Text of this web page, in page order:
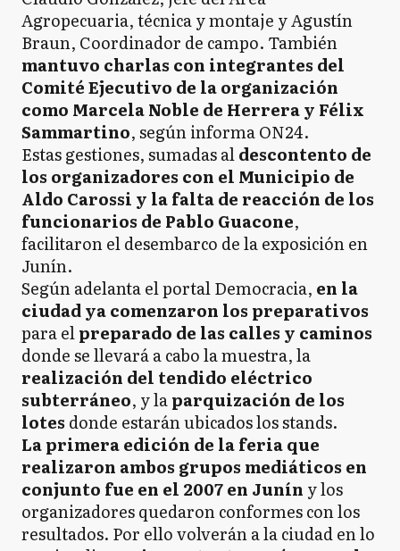
Agropecuaria, técnica y montaje y Agustín
Braun, Coordinador de campo. También
mantuvo charlas con integrantes del
Comité Ejecutivo de la organización
como Marcela Noble de Herrera y Félix
Sammartino, según informa ON24.
Estas gestiones, sumadas aldescontento de
los organizadores con el Municipio de
Aldo Carossi y la falta de reacción de los
funcionarios de Pablo Guacone,
facilitaron el desembarco de la exposición en
Junín.
Según adelanta el portal Democracia, en la
ciudad ya comenzaron los preparativos
para elpreparado de las calles y caminos
donde se llevará a cabo la muestra, la
realización del tendido eléctrico
subterráneo, y laparquización de los
lotes donde estarán ubicados los stands.
La primera edición de la feria que
realizaron ambos grupos mediáticos en
conjunto fue en el 2007 en Junín y los
organizadores quedaron conformes con los
resultados. Por ello volverán a la ciudad en lo